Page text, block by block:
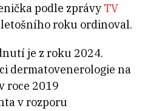
podle zprávy TV
roku ordinoval.
je z roku 2024.
dermatovenerologie na
roce 2019
v rozporu